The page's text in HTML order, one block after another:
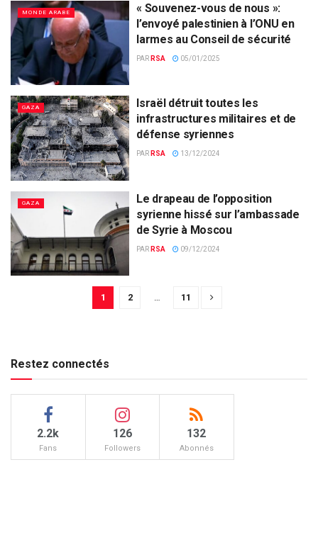
MONDE ARABE
« Souvenez-vous de nous »:
l’envoyé palestinien à l’ONU en
larmes au Conseil de sécurité
PAR RSA 05/01/2025
GAZA
Israël détruit toutes les
infrastructures militaires et de
défense syriennes
PAR RSA 13/12/2024
GAZA
Le drapeau de l’opposition
syrienne hissé sur l’ambassade
de Syrie à Moscou
PAR RSA 09/12/2024
1 2 … 11
Restez connectés
2.2k
Fans
126
Followers
132
Abonnés